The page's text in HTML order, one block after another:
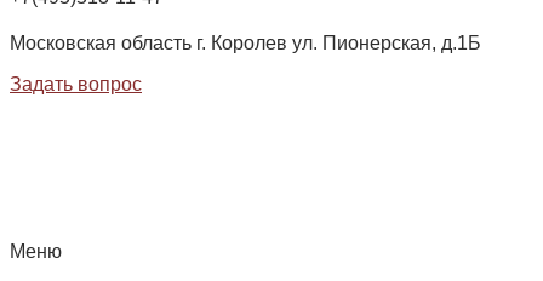
Московская область г. Королев ул. Пионерская, д.1Б
Задать вопрос
Меню